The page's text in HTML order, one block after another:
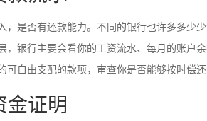
是否有还款能力。不同的银行也许多多少
银行主要会看你的工资流水、每月的账户
自由支配的款项，审查你是否能够按时偿还
金证明